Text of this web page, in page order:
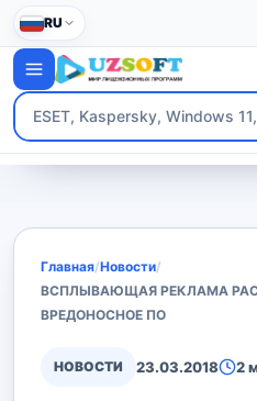
RU
Главная/Новости/
ВСПЛЫВАЮЩАЯ РЕКЛАМА
ВРЕДОНОСНОЕ ПО
НОВОСТИ 23.03.2018 2